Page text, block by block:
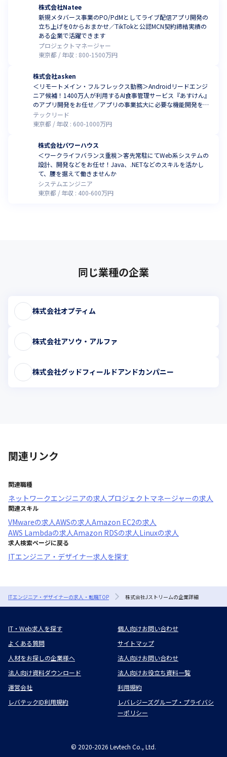
株式会社Natee
新規メタバース事業のPO/PdMとしてライブ配信アプリ開発の
立ち上げを0からおまかせ／TikTokと公認MCN契約締結実績の
ある企業で活躍できます
プロジェクトマネージャー
東京都
年収 : 800-1500万円
株式会社asken
＜リモートメイン・フルフレックス勤務＞Androidリードエンジ
ニア候補！1400万人が利用するAI食事管理サービス『あすけん』
のアプリ開発をお任せ／アプリの事業拡大に必要な機能開発をリ
ード
テックリード
東京都
年収 : 600-1000万円
株式会社パワーハウス
＜ワークライフバランス重視＞客先常駐にてWeb系システムの
設計、開発などをお任せ！Java、.NETなどのスキルを活かし
て、腰を据えて働きませんか
システムエンジニア
東京都
年収 : 400-600万円
同じ業種の企業
株式会社オプティム
株式会社アソウ・アルファ
株式会社グッドフィールドアンドカンパニー
関連リンク
関連職種
ネットワークエンジニアの求人 プロジェクトマネージャーの求人
関連スキル
VMwareの求人AWSの求人Amazon EC2の求人
AWS Lambdaの求人Amazon RDSの求人 Linuxの求人
求人検索ページに戻る
ITエンジニア・デザイナー求人を探す
ITエンジニア・デザイナーの求人・転職TOP 株式会社Jストリームの企業詳細
IT・Web求人を探す
個人向けお問い合わせ
よくある質問
サイトマップ
人材をお探しの企業様へ
法人向けお問い合わせ
法人向け資料ダウンロード
法人向けお役立ち資料一覧
運営会社
利用規約
レバテックID利用規約
レバレジーズグループ・プライバシ
ーポリシー
© 2020-2026 Levtech Co., Ltd.